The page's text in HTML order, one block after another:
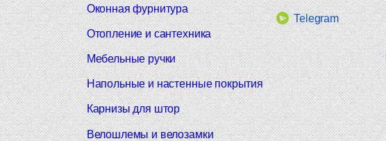
Telegram
Оконная фурнитура
Отопление и сантехника
Мебельные ручки
Напольные и настенные покрытия
Карнизы для штор
Велошлемы и велозамки